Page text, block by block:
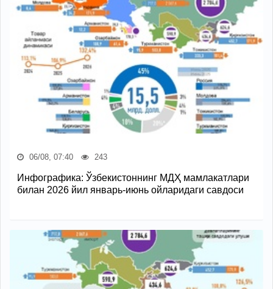
06/08, 07:40 243
Инфографика: Ўзбекистоннинг МДҲ мамлакатлари
билан 2026 йил январь-июнь ойларидаги савдоси